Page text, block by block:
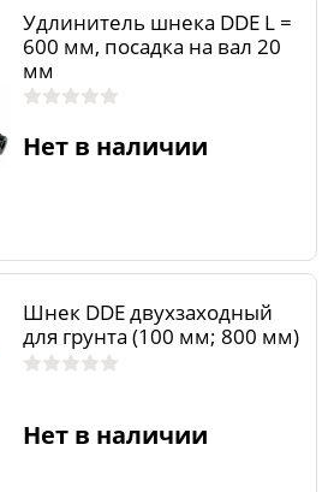
Удлинитель шнека DDE L =
600 мм, посадка на вал 20
мм
Нет в наличии
Шнек DDE двухзаходный
для грунта (100 мм; 800 мм)
Нет в наличии